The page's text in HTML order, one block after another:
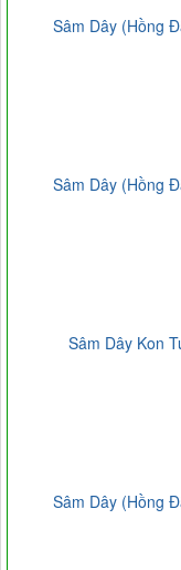
Sâm Dây (Hồng
Sâm Dây (Hồng
Sâm Dây Kon
Sâm Dây (Hồng